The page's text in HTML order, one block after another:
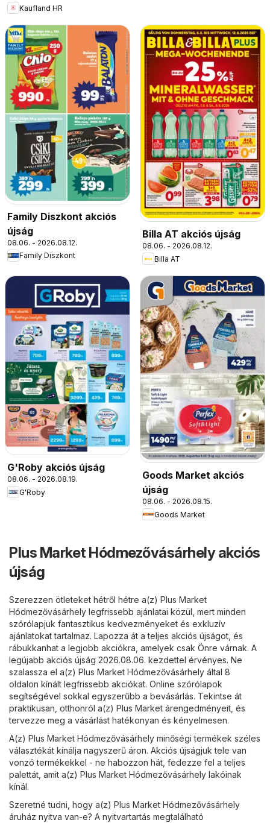
Kaufland HR
Family Diszkont akciós
újság
08.06. - 2026.08.12.
Family Diszkont
Billa AT akciós újság
08.06. - 2026.08.12.
Billa AT
G'Roby akciós újság
08.06. - 2026.08.19.
G'Roby
Goods Market akciós
újság
08.06. - 2026.08.15.
Goods Market
Plus Market Hódmezővásárhely akciós
újság
Szerezzen ötleteket hétről hétre a(z) Plus Market
Hódmezővásárhely legfrissebb ajánlatai közül, mert minden
szórólapjuk fantasztikus kedvezményeket és exkluzív
ajánlatokat tartalmaz. Lapozza át a teljes akciós újságot, és
rábukkanhat a legjobb akciókra, amelyek csak Önre várnak. A
legújabb akciós újság 2026.08.06. kezdettel érvényes. Ne
szalassza el a(z) Plus Market Hódmezővásárhely által 8
oldalon kínált legfrissebb akciókat. Online szórólapok
segítségével sokkal egyszerűbb a bevásárlás. Tekintse át
praktikusan, otthonról a(z) Plus Market árengedményeit, és
tervezze meg a vásárlást hatékonyan és kényelmesen.
A(z) Plus Market Hódmezővásárhely minőségi termékek széles
választékát kínálja nagyszerű áron. Akciós újságjuk tele van
vonzó termékekkel - ne habozzon hát, fedezze fel a teljes
palettát, amit a(z) Plus Market Hódmezővásárhely lakóinak
kínál.
Szeretné tudni, hogy a(z) Plus Market Hódmezővásárhely
áruház nyitva van-e? A nyitvartartás megtalálható